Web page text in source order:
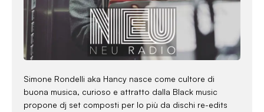
Simone Rondelli aka Hancy nasce come cultore di
buona musica, curioso e attratto dalla Black music
propone dj set composti per lo più da dischi re-edits